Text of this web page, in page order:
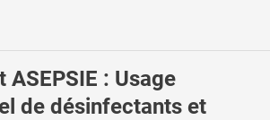
ASEPSIE : Usage
de désinfectants et